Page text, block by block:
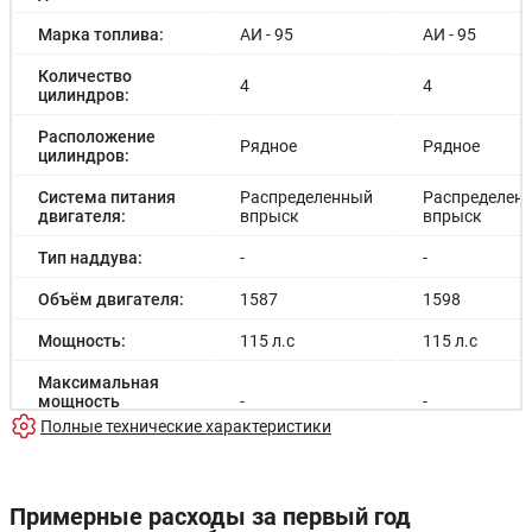
Марка топлива: АИ - 95 АИ - 95
Количество
цилиндров:
4 4
Расположение
цилиндров:
Рядное Рядное
Система питания
двигателя:
Распределенный
впрыск
впрыск
Тип наддува: - -
Объём двигателя: 1587 1598
Мощность: 115 л.с 115 л.с
Максимальная
мощность
электродвигателя:
- -
электричестве:
-
Полные технические характеристики
Примерные расходы за первый год